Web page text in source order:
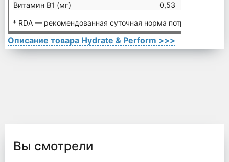
Витамин В1 (мг)
0,53
* RDA — рекомендованная суточная норма потребления.
Описание товара Hydrate & Perform >>>
Вы смотрели